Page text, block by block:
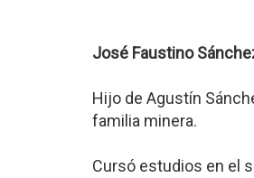
José Faustino
Hijo de Agustín
familia minera.
Cursó estudios en el